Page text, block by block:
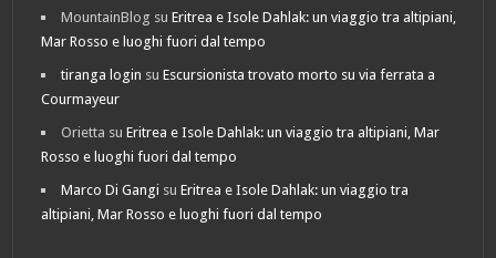
MountainBlog suEritrea e Isole Dahlak: un viaggio tra altipiani,
Mar Rosso e luoghi fuori dal tempo
tiranga login suEscursionista trovato morto su via ferrata a
Courmayeur
Orietta suEritrea e Isole Dahlak: un viaggio tra altipiani, Mar
Rosso e luoghi fuori dal tempo
Marco Di Gangi suEritrea e Isole Dahlak: un viaggio tra
altipiani, Mar Rosso e luoghi fuori dal tempo